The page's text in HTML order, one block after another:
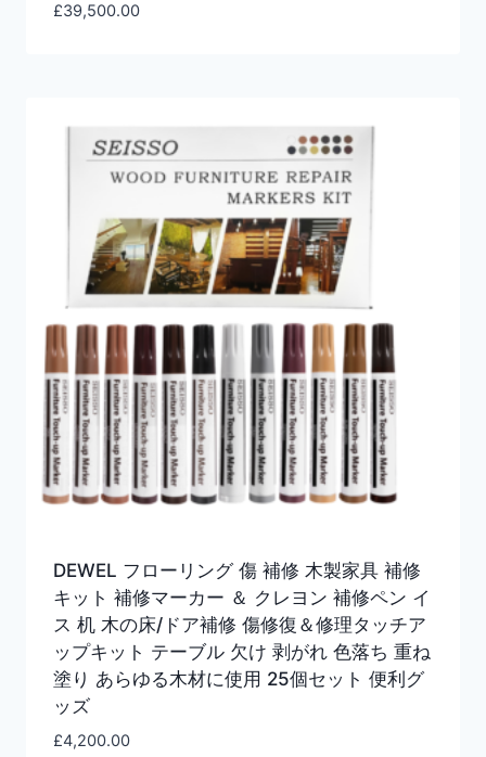
£39,500.00
DEWEL フローリング 傷 補修 木製家具 補修
キット 補修マーカー ＆ クレヨン 補修ペン イ
ス 机 木の床/ドア補修 傷修復＆修理タッチア
ップキット テーブル 欠け 剥がれ 色落ち 重ね
塗り あらゆる木材に使用 25個セット 便利グ
ッズ
£4,200.00